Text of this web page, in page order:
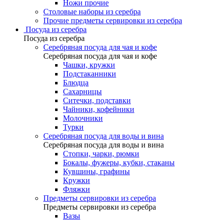
Ножи прочие
Столовые наборы из серебра
Прочие предметы сервировки из серебра
Посуда из серебра
Посуда из серебра
Серебряная посуда для чая и кофе
Серебряная посуда для чая и кофе
Чашки, кружки
Подстаканники
Блюдца
Сахарницы
Ситечки, подставки
Чайники, кофейники
Молочники
Турки
Серебряная посуда для воды и вина
Серебряная посуда для воды и вина
Стопки, чарки, рюмки
Бокалы, фужеры, кубки, стаканы
Кувшины, графины
Кружки
Фляжки
Предметы сервировки из серебра
Предметы сервировки из серебра
Вазы